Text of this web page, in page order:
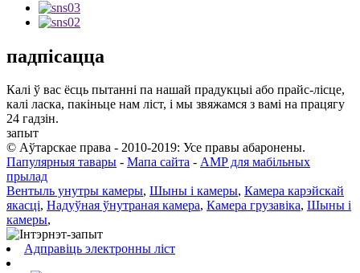
падпісацца
Калі ў вас ёсць пытанні па нашай прадукцыі або прайс-лісце,
калі ласка, пакіньце нам ліст, і мы звяжамся з вамі на працягу
24 гадзін.
запыт
© Аўтарскае права - 2010-2019: Усе правы абаронены.
Папулярныя тавары - Мапа сайта - AMP для мабільных
прылад
Вентыль унутры камеры, Шыны і камеры, Камера карэйскай
якасці, Надуўная ўнутраная камера, Камера грузавіка, Шыны і
камеры,
Адправіць электронны ліст